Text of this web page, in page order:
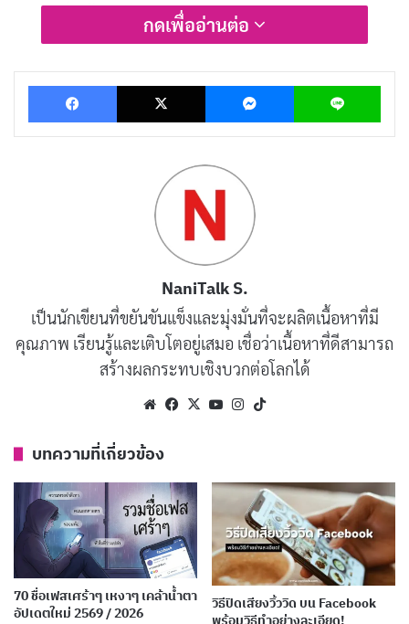
เหล็กเส้น เหนียวแน่น
ไม้บรรทัด ฉับไว
ค้อนปอนด์ หนักแน่น
ขวานทอง ช่างฝีมือ
เลื่อยฉลุ ลวดลาย
เฟอร์นิเจอร์ งามวิไล
ใบมีด คมกริบ
ไดร์เป่า ลมแรง
แชมพู หอมสดชื่น
ทรงผม ทันสมัย
เข็มเย็บ จักรกล
ผ้าเนื้อดี สวยงาม
ลายปัก ประณีต
เสื้อผ้า สั่งตัด
ตะหลิว วิเศษ
กดเพื่ออ่านต่อ
Facebook X Messenger Line
NaniTalk S.
เป็นนักเขียนที่ขยันขันแข็งและมุ่งมั่นที่จะผลิตเนื้อหาที่มี
คุณภาพ เรียนรู้และเติบโตอยู่เสมอ เชื่อว่าเนื้อหาที่ดีสามารถ
สร้างผลกระทบเชิงบวกต่อโลกได้
WebsiteFacebook
X YouTubeInstagram
บทความที่เกี่ยวข้อง
70 ชื่อเฟสเศร้าๆ เหงาๆ เคล้าน้ำตา
อัปเดตใหม่ 2569 / 2026
วิธีปิดเสียงวิ้ววิด บน Facebook
พร้อมวิธีทำอย่างละเอียด!